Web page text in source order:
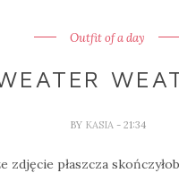
Outfit of a day
BY KASIA - 21:34
zdjęcie płaszcza